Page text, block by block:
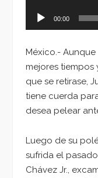
00:00
México.-
mejores tiempos
que se retirase,
tiene cuerda
desea pelear
Luego de su
sufrida el
Chávez Jr.,